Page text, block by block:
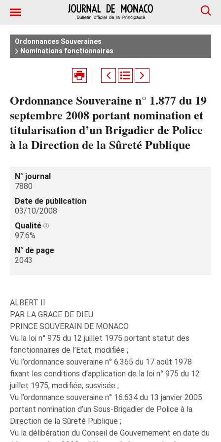
Ordonnances Souveraines
Nominations fonctionnaires
Ordonnance Souveraine n° 1.877 du 19
septembre 2008 portant nomination et
titularisation d’un Brigadier de Police
à la Direction de la Sûreté Publique
N° journal
7880
Date de publication
03/10/2008
Qualité
97.6%
N° de page
2043
ALBERT II
PAR LA GRACE DE DIEU
PRINCE SOUVERAIN DE MONACO
Vu la loi n° 975 du 12 juillet 1975 portant statut des
fonctionnaires de l’Etat, modifiée ;
Vu l’ordonnance souveraine n° 6.365 du 17 août 1978
fixant les conditions d’application de la loi n° 975 du 12
juillet 1975, modifiée, susvisée ;
Vu l’ordonnance souveraine n° 16.634 du 13 janvier 2005
portant nomination d’un Sous-Brigadier de Police à la
Direction de la Sûreté Publique ;
Vu la délibération du Conseil de Gouvernement en date du